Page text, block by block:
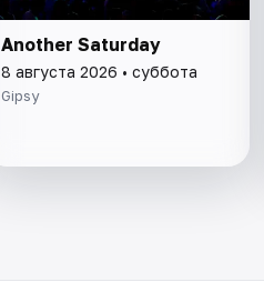
Another Saturday
8 августа 2026 • суббота
Gipsy